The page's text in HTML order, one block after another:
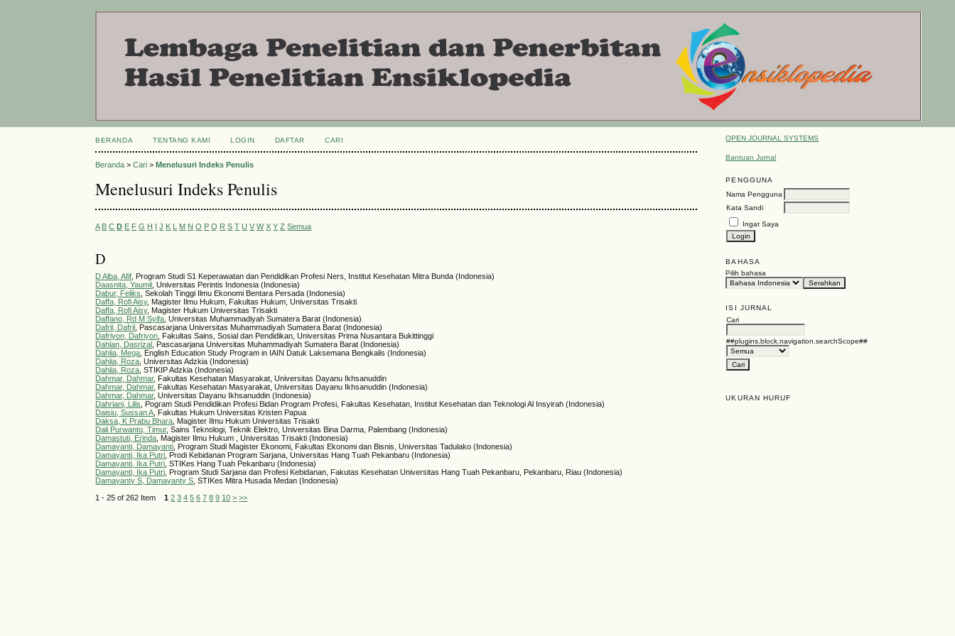
OPEN JOURNAL SYSTEMS
Bantuan Jurnal
PENGGUNA
Nama Pengguna
Kata Sandi
Ingat Saya
BAHASA
Pilih bahasa
ISI JURNAL
Cari
##plugins.block.navigation.searchScope##
UKURAN HURUF
BERANDA TENTANG KAMI LOGIN DAFTAR CARI
Beranda >Cari >Menelusuri Indeks Penulis
Menelusuri Indeks Penulis
A B C D E F G H I J K L M N O P Q R S T U V W X Y Z Semua
D
D Alba, Afif , Program Studi S1 Keperawatan dan Pendidikan Profesi Ners, Institut Kesehatan Mitra Bunda (Indonesia)
Daasnita, Yaumil
, Universitas Perintis Indonesia (Indonesia)
Dabur, Feliks , Sekolah Tinggi Ilmu Ekonomi Bentara Persada (Indonesia)
Daffa, Rofi Aisy, Magister Ilmu Hukum, Fakultas Hukum, Universitas Trisakti
Daffa, Rofi Aisy, Magister Hukum Universitas Trisakti
Daffano, Rd M Syifa , Universitas Muhammadiyah Sumatera Barat (Indonesia)
Dafril, Dafril
, Pascasarjana Universitas Muhammadiyah Sumatera Barat (Indonesia)
Dafriyon, Dafriyon , Fakultas Sains, Sosial dan Pendidikan, Universitas Prima Nusantara Bukittinggi
Dahlan, Dasrizal
, Pascasarjana Universitas Muhammadiyah Sumatera Barat (Indonesia)
Dahlia, Mega , English Education Study Program in IAIN Datuk Laksemana Bengkalis (Indonesia)
Dahlia, Roza , Universitas Adzkia (Indonesia)
Dahlia, Roza , STIKIP Adzkia (Indonesia)
Dahmar, Dahmar, Fakultas Kesehatan Masyarakat, Universitas Dayanu Ikhsanuddin
Dahmar, Dahmar, Fakultas Kesehatan Masyarakat, Universitas Dayanu Ikhsanuddin (Indonesia)
Dahmar, Dahmar, Universitas Dayanu Ikhsanuddin (Indonesia)
Dahriani, Lilis
, Pogram Studi Pendidikan Profesi Bidan Program Profesi, Fakultas Kesehatan, Institut Kesehatan dan Teknologi Al Insyirah (Indonesia)
Daisiu, Sussan A , Fakultas Hukum Universitas Kristen Papua
Daksa, K Prabu Bhara , Magister Ilmu Hukum Universitas Trisakti
Dali Purwanto, Timur, Sains Teknologi, Teknik Elektro, Universitas Bina Darma, Palembang (Indonesia)
Damastuti, Erinda , Magister Ilmu Hukum , Universitas Trisakti (Indonesia)
Damayanti, Damayanti , Program Studi Magister Ekonomi, Fakultas Ekonomi dan Bisnis, Universitas Tadulako (Indonesia)
Damayanti, Ika Putri , Prodi Kebidanan Program Sarjana, Universitas Hang Tuah Pekanbaru (Indonesia)
Damayanti, Ika Putri , STIKes Hang Tuah Pekanbaru (Indonesia)
Damayanti, Ika Putri , Program Studi Sarjana dan Profesi Kebidanan, Fakutas Kesehatan Universitas Hang Tuah Pekanbaru, Pekanbaru, Riau (Indonesia)
Damayanty S, Damayanty S , STIKes Mitra Husada Medan (Indonesia)
1 - 25 of 262 Item1 2 3 4 5 6 7 8 9 10 > >>